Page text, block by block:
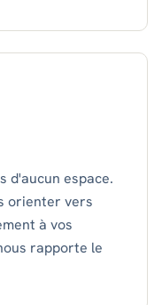
d'aucun espace.
orienter vers
à vos
rapporte le